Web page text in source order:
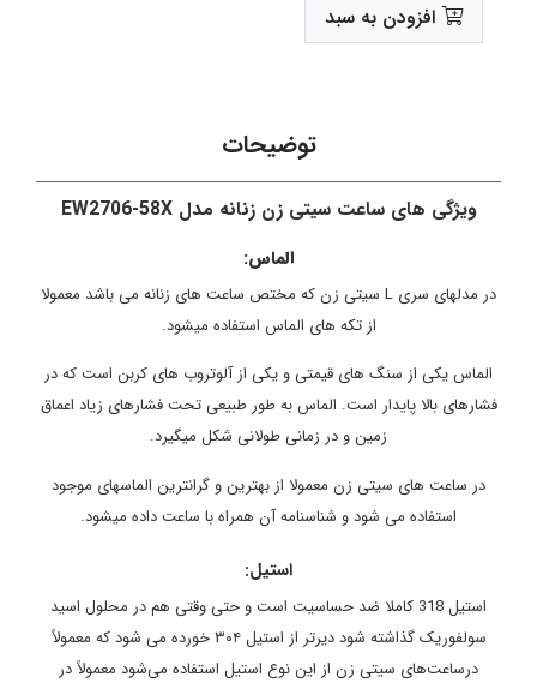
افزودن به سبد
توضیحات
ویژگی های ساعت سیتی زن زنانه مدل EW2706-58X
الماس:
در مدلهای سری L سیتی زن که مختص ساعت های زنانه می باشد معمولا
از تکه های الماس استفاده میشود.
الماس یکی از سنگ های قیمتی و یکی از آلوتروب های کربن است که در
فشارهای بالا پایدار است. الماس به طور طبیعی تحت فشارهای زیاد اعماق
زمین و در زمانی طولانی شکل میگیرد.
در ساعت های سیتی زن معمولا از بهترین و گرانترین الماسهای موجود
استفاده می شود و شناسنامه آن همراه با ساعت داده میشود.
استیل:
استیل 318 کاملا ضد حساسیت است و حتی وقتی هم در محلول اسید
سولفوریک گذاشته شود دیرتر از استیل ۳۰۴ خورده می شود که معمولاً
درساعت‌های سیتی زن از این نوع استیل استفاده می‌شود معمولاً در